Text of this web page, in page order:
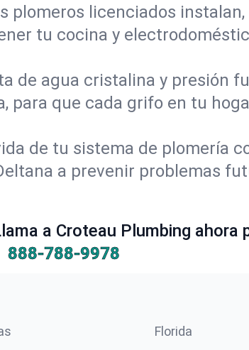
plomeros licenciados
tu cocina y
de agua cristalina y presión
que cada grifo en tu
de tu sistema de plomería
a prevenir problemas
a Croteau Plumbing ahora
888-788-9978
Florida